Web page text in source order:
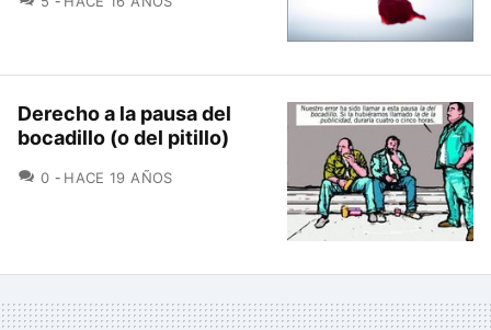
Derecho a la pausa del
bocadillo (o del pitillo)
0 COMENTARIOS
HACE 19 AÑOS